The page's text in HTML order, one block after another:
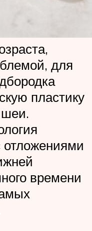
для
пластику
шеи.
отложениями
времени